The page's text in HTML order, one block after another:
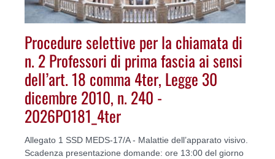
Procedure selettive per la chiamata di
n. 2 Professori di prima fascia ai sensi
dell’art. 18 comma 4ter, Legge 30
dicembre 2010, n. 240 -
2026PO181_4ter
Allegato 1 SSD MEDS-17/A - Malattie dell’apparato visivo.
Scadenza presentazione domande: ore 13:00 del giorno